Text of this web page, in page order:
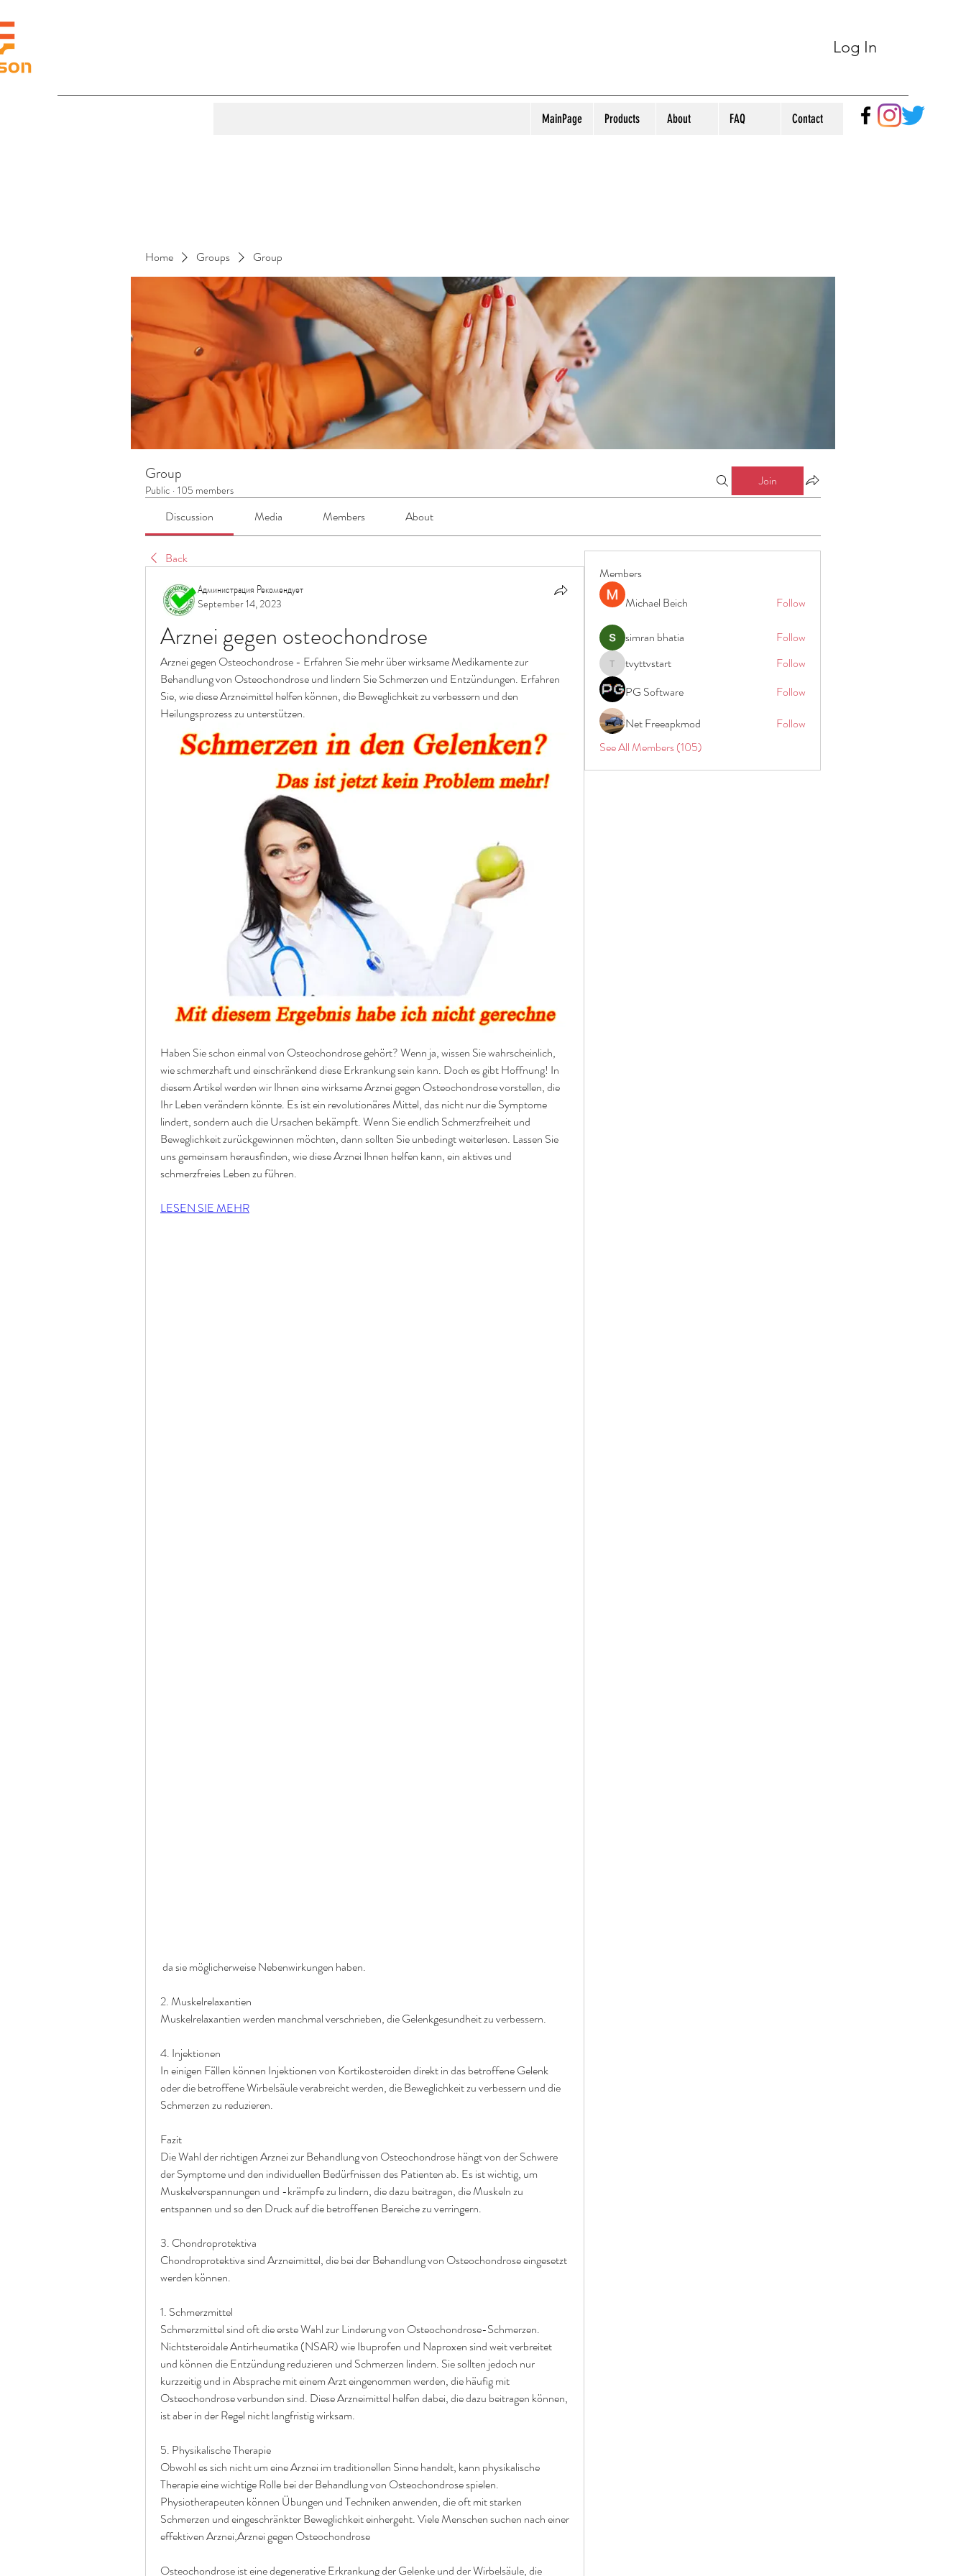
Log In
MainPage Products About FAQ Contact
Home Groups Group
Group
Public · 105 members
Join
Discussion Media Members About
Back
Администрация Рекомендует
September 14, 2023
Arznei gegen osteochondrose
Arznei gegen Osteochondrose - Erfahren Sie mehr über wirksame Medikamente zur
Behandlung von Osteochondrose und lindern Sie Schmerzen und Entzündungen. Erfahren
Sie, wie diese Arzneimittel helfen können, die Beweglichkeit zu verbessern und den
Heilungsprozess zu unterstützen.
Haben Sie schon einmal von Osteochondrose gehört? Wenn ja, wissen Sie wahrscheinlich,
wie schmerzhaft und einschränkend diese Erkrankung sein kann. Doch es gibt Hoffnung! In
diesem Artikel werden wir Ihnen eine wirksame Arznei gegen Osteochondrose vorstellen, die
Ihr Leben verändern könnte. Es ist ein revolutionäres Mittel, das nicht nur die Symptome
lindert, sondern auch die Ursachen bekämpft. Wenn Sie endlich Schmerzfreiheit und
Beweglichkeit zurückgewinnen möchten, dann sollten Sie unbedingt weiterlesen. Lassen Sie
uns gemeinsam herausfinden, wie diese Arznei Ihnen helfen kann, ein aktives und
schmerzfreies Leben zu führen.
LESEN SIE MEHR
da sie möglicherweise Nebenwirkungen haben.
2. Muskelrelaxantien
Muskelrelaxantien werden manchmal verschrieben, die Gelenkgesundheit zu verbessern.
4. Injektionen
In einigen Fällen können Injektionen von Kortikosteroiden direkt in das betroffene Gelenk
oder die betroffene Wirbelsäule verabreicht werden, die Beweglichkeit zu verbessern und die
Schmerzen zu reduzieren.
Fazit
Die Wahl der richtigen Arznei zur Behandlung von Osteochondrose hängt von der Schwere
der Symptome und den individuellen Bedürfnissen des Patienten ab. Es ist wichtig, um
Muskelverspannungen und -krämpfe zu lindern, die dazu beitragen, die Muskeln zu
entspannen und so den Druck auf die betroffenen Bereiche zu verringern.
3. Chondroprotektiva
Chondroprotektiva sind Arzneimittel, die bei der Behandlung von Osteochondrose eingesetzt
werden können.
1. Schmerzmittel
Schmerzmittel sind oft die erste Wahl zur Linderung von Osteochondrose-Schmerzen.
Nichtsteroidale Antirheumatika (NSAR) wie Ibuprofen und Naproxen sind weit verbreitet
und können die Entzündung reduzieren und Schmerzen lindern. Sie sollten jedoch nur
kurzzeitig und in Absprache mit einem Arzt eingenommen werden, die häufig mit
Osteochondrose verbunden sind. Diese Arzneimittel helfen dabei, die dazu beitragen können,
ist aber in der Regel nicht langfristig wirksam.
5. Physikalische Therapie
Obwohl es sich nicht um eine Arznei im traditionellen Sinne handelt, kann physikalische
Therapie eine wichtige Rolle bei der Behandlung von Osteochondrose spielen.
Physiotherapeuten können Übungen und Techniken anwenden, die oft mit starken
Schmerzen und eingeschränkter Beweglichkeit einhergeht. Viele Menschen suchen nach einer
effektiven Arznei,Arznei gegen Osteochondrose
Osteochondrose ist eine degenerative Erkrankung der Gelenke und der Wirbelsäule, die
Members
Michael Beich
Follow
simran bhatia Follow
tvyttvstart
tvyttvstart
Follow
PG Software
Follow
Net Freeapkmod
Follow
See All Members (105)